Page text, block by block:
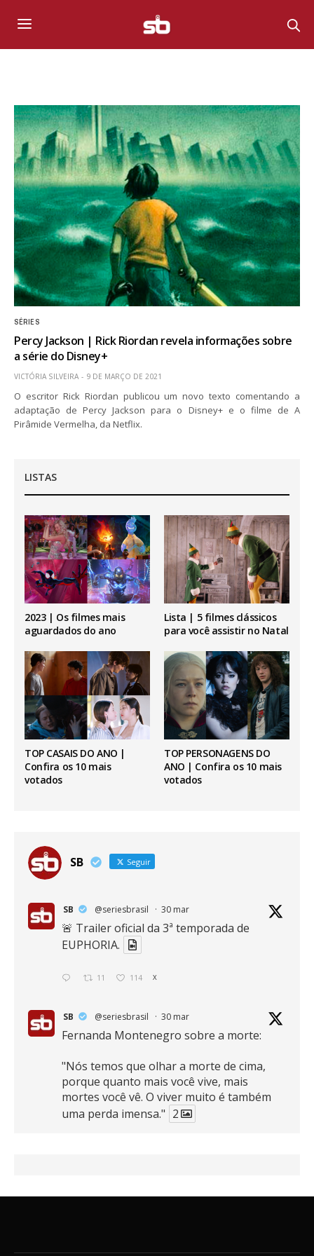
SÉRIES
Percy Jackson | Rick Riordan revela informações sobre
a série do Disney+
VICTÓRIA SILVEIRA 9 DE MARÇO DE 2021
O escritor Rick Riordan publicou um novo texto comentando a
adaptação de Percy Jackson para o Disney+ e o filme de A
Pirâmide Vermelha, da Netflix.
LISTAS
2023 | Os filmes mais
aguardados do ano
Lista | 5 filmes clássicos
para você assistir no Natal
TOP CASAIS DO ANO |
Confira os 10 mais
votados
TOP PERSONAGENS DO
ANO | Confira os 10 mais
votados
SB Seguir
SB @seriesbrasil · 30 mar
🚨 Trailer oficial da 3ª temporada de
EUPHORIA.
11 114 X
SB @seriesbrasil · 30 mar
Fernanda Montenegro sobre a morte:
"Nós temos que olhar a morte de cima,
porque quanto mais você vive, mais
mortes você vê. O viver muito é também
uma perda imensa." 2
16 389 X